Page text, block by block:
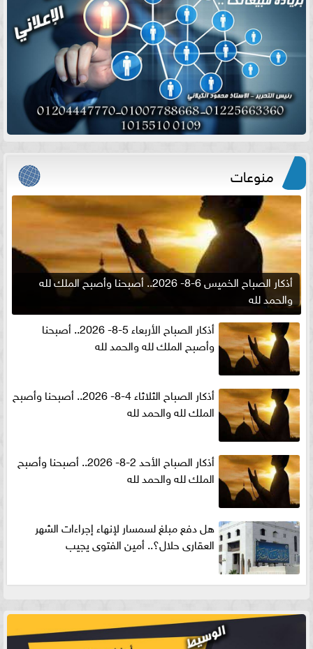
منوعات
أذكار الصباح الخميس 6-8- 2026.. أصبحنا وأصبح الملك لله
والحمد لله
أذكار الصباح الأربعاء 5-8- 2026.. أصبحنا
وأصبح الملك لله والحمد لله
أذكار الصباح الثلاثاء 4-8- 2026.. أصبحنا وأصبح
الملك لله والحمد لله
أذكار الصباح الأحد 2-8- 2026.. أصبحنا وأصبح
الملك لله والحمد لله
هل دفع مبلغ لسمسار لإنهاء إجراءات الشهر
العقارى حلال؟.. أمين الفتوى يجيب